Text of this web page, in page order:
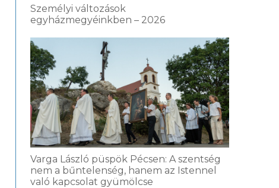
Személyi változások
egyházmegyéinkben – 2026
Varga László püspök Pécsen: A szentség
nem a bűntelenség, hanem az Istennel
való kapcsolat gyümölcse